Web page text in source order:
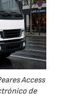
Access
de